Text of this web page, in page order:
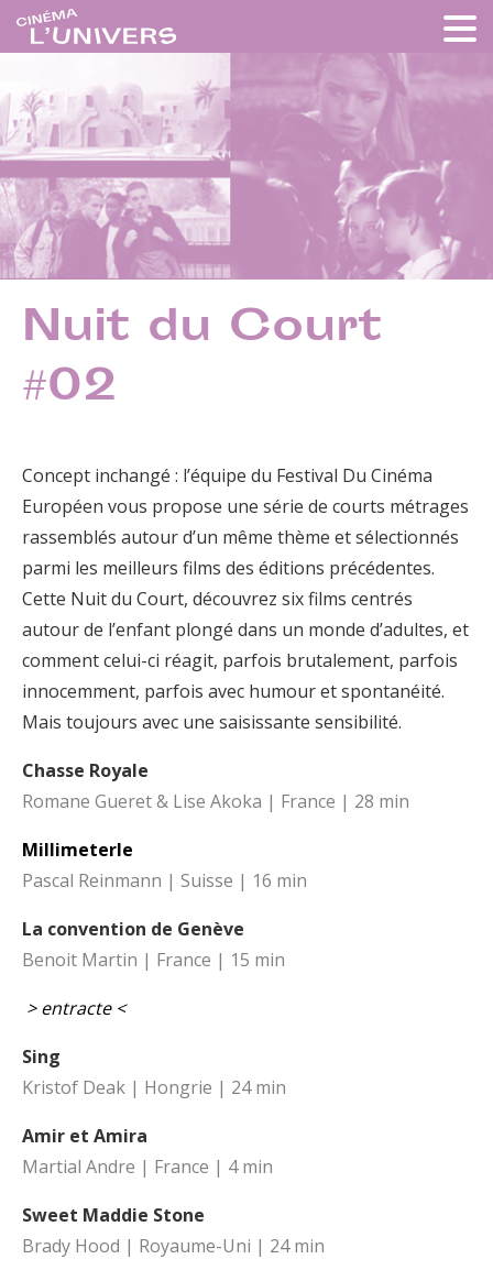
Nuit du Court
#02
Concept inchangé : l’équipe du Festival Du Cinéma
Européen vous propose une série de courts métrages
rassemblés autour d’un même thème et sélectionnés
parmi les meilleurs films des éditions précédentes.
Cette Nuit du Court, découvrez six films centrés
autour de l’enfant plongé dans un monde d’adultes, et
comment celui-ci réagit, parfois brutalement, parfois
innocemment, parfois avec humour et spontanéité.
Mais toujours avec une saisissante sensibilité.
Chasse Royale
Romane Gueret & Lise Akoka | France | 28 min
Millimeterle
Pascal Reinmann | Suisse | 16 min
La convention de Genève
Benoit Martin | France | 15 min
> entracte <
Sing
Kristof Deak | Hongrie | 24 min
Amir et Amira
Martial Andre | France | 4 min
Sweet Maddie Stone
Brady Hood | Royaume-Uni | 24 min